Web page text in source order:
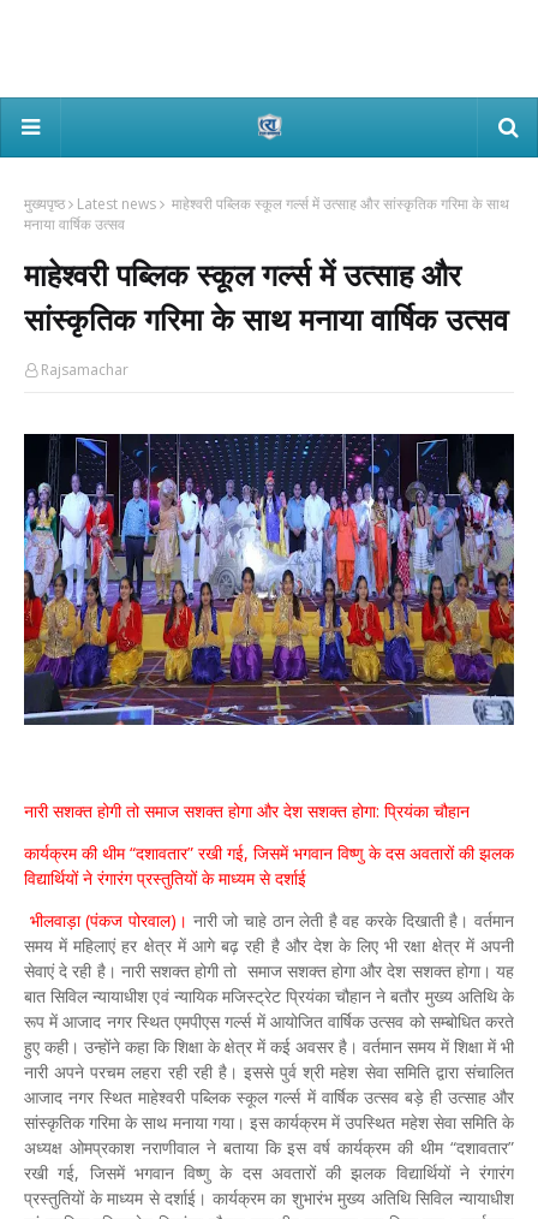
मुख्यपृष्ठ Latest news
माहेश्वरी पब्लिक स्कूल गर्ल्स में उत्साह और सांस्कृतिक गरिमा के साथ
मनाया वार्षिक उत्सव
माहेश्वरी पब्लिक स्कूल गर्ल्स में उत्साह और
सांस्कृतिक गरिमा के साथ मनाया वार्षिक उत्सव
Rajsamachar
नारी सशक्त होगी तो समाज सशक्त होगा और देश सशक्त होगा: प्रियंका चौहान
कार्यक्रम की थीम “दशावतार” रखी गई, जिसमें भगवान विष्णु के दस अवतारों की झलक
विद्यार्थियों ने रंगारंग प्रस्तुतियों के माध्यम से दर्शाई
भीलवाड़ा (पंकज पोरवाल)। नारी जो चाहे ठान लेती है वह करके दिखाती है। वर्तमान
समय में महिलाएं हर क्षेत्र में आगे बढ़ रही है और देश के लिए भी रक्षा क्षेत्र में अपनी
सेवाएं दे रही है। नारी सशक्त होगी तो समाज सशक्त होगा और देश सशक्त होगा। यह
बात सिविल न्यायाधीश एवं न्यायिक मजिस्ट्रेट प्रियंका चौहान ने बतौर मुख्य अतिथि के
रूप में आजाद नगर स्थित एमपीएस गर्ल्स में आयोजित वार्षिक उत्सव को सम्बोधित करते
हुए कही। उन्होंने कहा कि शिक्षा के क्षेत्र में कई अवसर है। वर्तमान समय में शिक्षा में भी
नारी अपने परचम लहरा रही रही है। इससे पुर्व श्री महेश सेवा समिति द्वारा संचालित
आजाद नगर स्थित माहेश्वरी पब्लिक स्कूल गर्ल्स में वार्षिक उत्सव बड़े ही उत्साह और
सांस्कृतिक गरिमा के साथ मनाया गया। इस कार्यक्रम में उपस्थित महेश सेवा समिति के
अध्यक्ष ओमप्रकाश नराणीवाल ने बताया कि इस वर्ष कार्यक्रम की थीम “दशावतार”
रखी गई, जिसमें भगवान विष्णु के दस अवतारों की झलक विद्यार्थियों ने रंगारंग
प्रस्तुतियों के माध्यम से दर्शाई। कार्यक्रम का शुभारंभ मुख्य अतिथि सिविल न्यायाधीश